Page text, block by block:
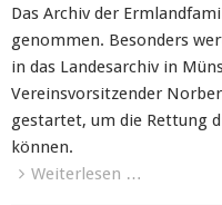
Das Archiv der
genommen. Besonders
in das Landesarchiv in
Vereinsvorsitzender
gestartet, um die Rettung
können.
Weiterlesen …